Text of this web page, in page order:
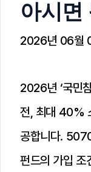
아시면
2026년 06월
2026년 ‘국민
전, 최대 40%
공합니다.
펀드의 가입 조